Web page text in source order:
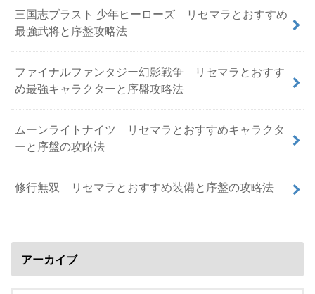
三国志ブラスト 少年ヒーローズ リセマラとおすすめ
最強武将と序盤攻略法
ファイナルファンタジー幻影戦争 リセマラとおすす
め最強キャラクターと序盤攻略法
ムーンライトナイツ リセマラとおすすめキャラクタ
ーと序盤の攻略法
修行無双 リセマラとおすすめ装備と序盤の攻略法
アーカイブ